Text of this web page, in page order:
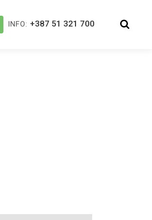
INFO: +387 51 321 700